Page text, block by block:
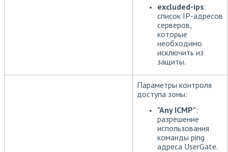
excluded-ips:
список IP-адресов
серверов,
которые
необходимо
исключить из
защиты.
Параметры контроля
доступа зоны:
"Any ICMP":
разрешение
использования
команды ping
адреса UserGate.